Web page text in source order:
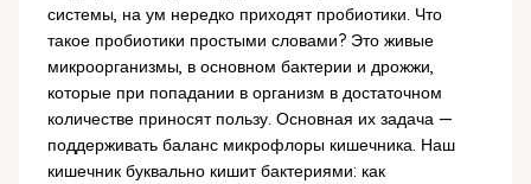
системы, на ум нередко приходят пробиотики. Что
такое пробиотики простыми словами? Это живые
микроорганизмы, в основном бактерии и дрожжи,
которые при попадании в организм в достаточном
количестве приносят пользу. Основная их задача —
поддерживать баланс микрофлоры кишечника. Наш
кишечник буквально кишит бактериями: как